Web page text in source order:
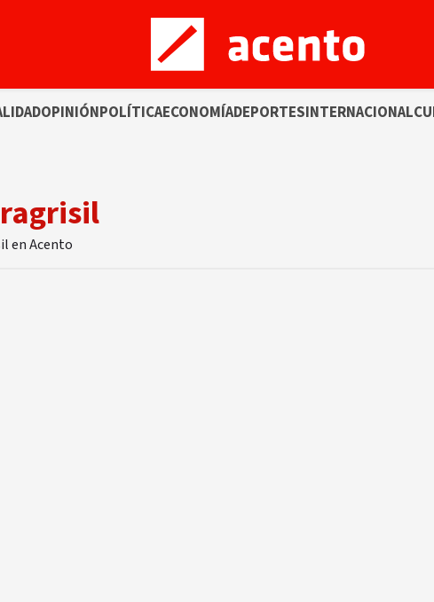
OPINIÓNPOLÍTICAECONOMÍADEPORTESINTERNACIONAL
en Acento